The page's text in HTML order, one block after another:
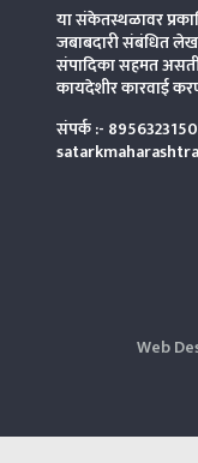
या संकेतस्थळावर
जबाबदारी संबंधित
संपादिकासहमत
कायदेशीर कारवाई
संपर्क :- 8956323150
Web